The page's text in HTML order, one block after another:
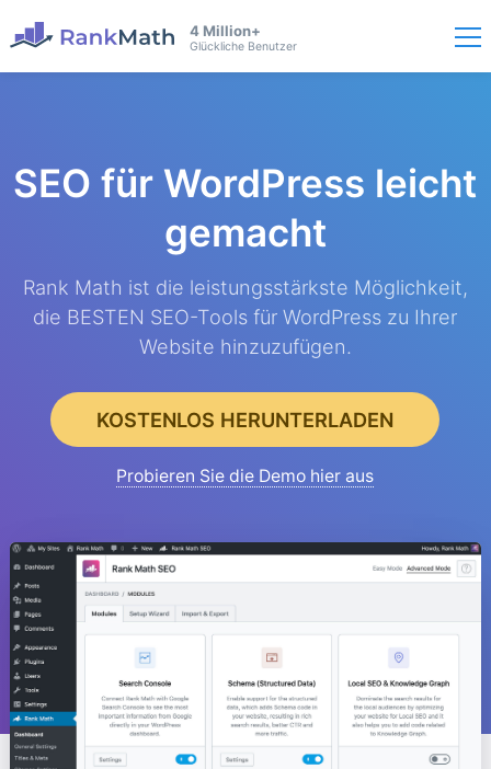
4 Million+
Glückliche Benutzer
SEO für WordPress leicht
gemacht
Rank Math ist die leistungsstärkste Möglichkeit,
die BESTEN SEO-Tools für WordPress zu Ihrer
Website hinzuzufügen.
KOSTENLOS HERUNTERLADEN
Probieren Sie die Demo hier aus